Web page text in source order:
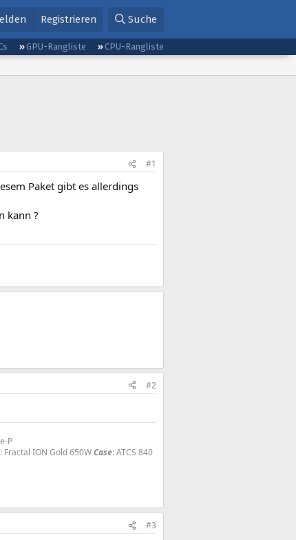
Registrieren Suche
GPU-Rangliste
CPU-Rangliste
#1
Paket gibt es allerdings
kann ?
#2
P
: Fractal ION Gold 650WCase: ATCS 840
#3